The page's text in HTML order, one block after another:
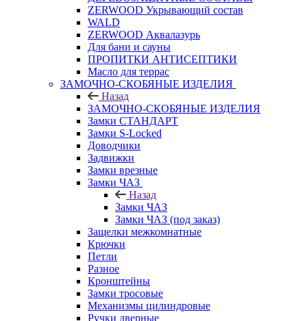
ZERWOOD Укрывающий состав
WALD
ZERWOOD Аквалазурь
Для бани и сауны
ПРОПИТКИ АНТИСЕПТИКИ
Масло для террас
ЗАМОЧНО-СКОБЯНЫЕ ИЗДЕЛИЯ
Назад
ЗАМОЧНО-СКОБЯНЫЕ ИЗДЕЛИЯ
Замки СТАНДАРТ
Замки S-Locked
Доводчики
Задвижки
Замки врезные
Замки ЧАЗ
Назад
Замки ЧАЗ
Замки ЧАЗ (под заказ)
Защелки межкомнатные
Крючки
Петли
Разное
Кронштейны
Замки тросовые
Механизмы цилиндровые
Ручки дверные